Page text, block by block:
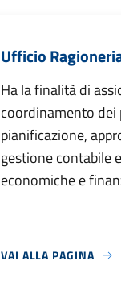
Ufficio
Ha la finalità di
coordinamento dei
pianificazione,
gestione contabile
economiche e
VAI ALLA PAGINA